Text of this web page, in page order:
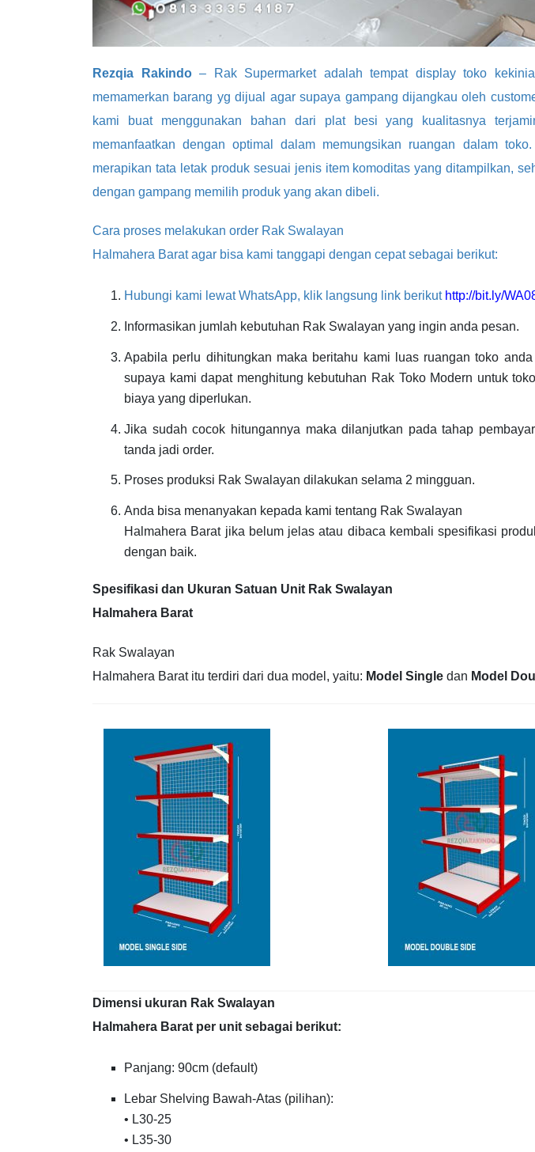
Rezqia Rakindo– Rak Supermarket adalah tempat display toko
memamerkan barang yg dijual agar supaya gampang dijangkau oleh
kami buat menggunakan bahan dari plat besi yang kualitasnya
memanfaatkan dengan optimal dalam memungsikan ruangan dalam
merapikan tata letak produk sesuai jenis item komoditas yang ditampilkan,
dengan gampang memilih produk yang akan dibeli.
Cara proses melakukan order Rak Swalayan
Halmahera Barat agar bisa kami tanggapi dengan cepat sebagai berikut:
Hubungi kami lewat WhatsApp, klik langsung link berikut http://bit.ly/
Informasikan jumlah kebutuhan Rak Swalayan yang ingin anda pesan.
Apabila perlu dihitungkan maka beritahu kami luas ruangan toko
supaya kami dapat menghitung kebutuhan Rak Toko Modern untuk
biaya yang diperlukan.
Jika sudah cocok hitungannya maka dilanjutkan pada tahap
tanda jadi order.
Proses produksi Rak Swalayan dilakukan selama 2 mingguan.
Anda bisa menanyakan kepada kami tentang Rak Swalayan
Halmahera Barat jika belum jelas atau dibaca kembali spesifikasi
dengan baik.
Spesifikasi dan Ukuran Satuan Unit Rak Swalayan
Halmahera Barat
Rak Swalayan
Halmahera Barat itu terdiri dari dua model, yaitu: Model Single dan Model
Dimensi ukuran Rak Swalayan
Halmahera Barat per unit sebagai berikut:
Panjang: 90cm (default)
Lebar Shelving Bawah-Atas (pilihan):
• L30-25
• L35-30